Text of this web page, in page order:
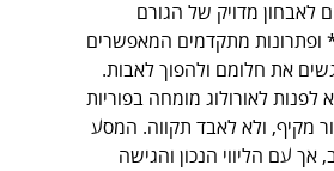
לאבחון מדויק של הגורם
מתקדמים המאפשרים
את חלומם ולהפוך לאבות.
לאורולוג מומחה בפוריות
מקיף, ולא לאבד תקווה. המסע
אך עם הליווי הנכון והגישה